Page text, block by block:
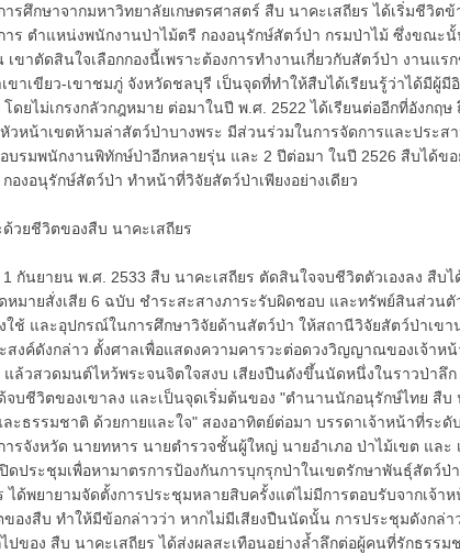
ารศึกษาจากมหาวิทยาลัยเกษตรศาสตร์ สืบ นาคะเสถียร ได้เริ่มชีวิต
าร ตำแหน่งพนักงานป่าไม้ตรี กองอนุรักษ์สัตว์ป่า กรมป่าไม้ ซึ่งขณะนั้
เขาตัดสินใจเลือกกองนี้เพราะต้องการทำงานเกี่ยวกับสัตว์ป่า งานแร
ขาเขียว-เขาชมภู่ จังหวัดชลบุรี เป็นจุดที่ทำให้สืบได้เรียนรู้ว่าได้มีผู้มี
ดยไม่เกรงกลัวกฎหมาย ต่อมาในปี พ.ศ. 2522 ได้เรียนต่ออีกที่อังกฤษ
วหน้าเขตห้ามล่าสัตว์ป่าบางพระ มีส่วนร่วมในการจัดการและประส
บรมพนักงานพิทักษ์ป่าอีกหลายรุ่น และ 2 ปีต่อมา ในปี 2526 สืบได้ขอ
องอนุรักษ์สัตว์ป่า ทำหน้าที่วิจัยสัตว์ป่าเพียงอย่างเดียว
ด้วยชีวิตของสืบ นาคะเสถียร
กันยายน พ.ศ. 2533 สืบ นาคะเสถียร ตัดสินใจจบชีวิตตัวเองลง สืบ
หมายสั่งเสีย 6 ฉบับ ชำระสะสางภาระรับผิดชอบ และทรัพย์สินส่วนตั
ใช้ และอุปกรณ์ในการศึกษาวิจัยด้านสัตว์ป่า ให้สถานีวิจัยสัตว์ป่าเขา
สงค์ดังกล่าว ตั้งศาลเพื่อแสดงความคารวะต่อดวงวิญญาณของเจ้าห
ล้วสวดมนต์ไหว้พระจนจิตใจสงบ เสียงปืนดังขึ้นนัดหนึ่งในราวป่าลึ
จบชีวิตของเขาลง และเป็นจุดเริ่มต้นของ "ตำนานนักอนุรักษ์ไทย สืบ
ะธรรมชาติ ด้วยกายและใจ" สองอาทิตย์ต่อมา บรรดาเจ้าหน้าที่ระดั
ารจังหวัด นายทหาร นายตำรวจชั้นผู้ใหญ่ นายอำเภอ ป่าไม้เขต และ
ดประชุมเพื่อหามาตรการป้องกันการบุกรุกป่าในเขตรักษาพันธุ์สัตว์ป่
ได้พยายามจัดตั้งการประชุมหลายสิบครั้งแต่ไม่มีการตอบรับจากเจ้า
ของสืบ ทำให้มีข้อกล่าวว่า หากไม่มีเสียงปืนนัดนั้น การประชุมดังกล่า
ปของ สืบ นาคะเสถียร ได้ส่งผลสะเทือนอย่างล้ำลึกต่อผู้คนที่รักธรรม